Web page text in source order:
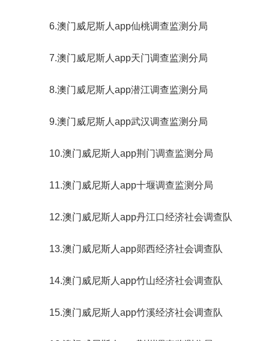
6.澳门威尼斯人app仙桃调查监测分局
7.澳门威尼斯人app天门调查监测分局
8.澳门威尼斯人app潜江调查监测分局
9.澳门威尼斯人app武汉调查监测分局
10.澳门威尼斯人app荆门调查监测分局
11.澳门威尼斯人app十堰调查监测分局
12.澳门威尼斯人app丹江口经济社会调查队
13.澳门威尼斯人app郧西经济社会调查队
14.澳门威尼斯人app竹山经济社会调查队
15.澳门威尼斯人app竹溪经济社会调查队